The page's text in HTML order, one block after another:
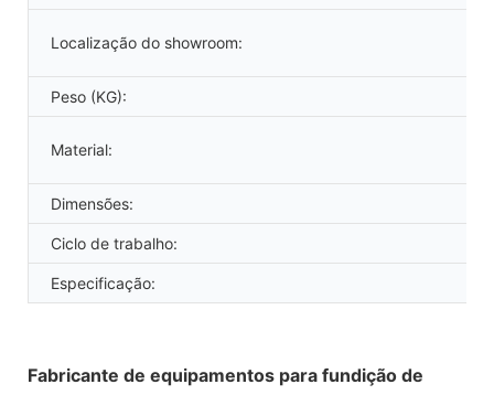
Localização do showroom:
Peso (KG):
Material:
Dimensões:
Ciclo de trabalho:
Especificação:
Fabricante de equipamentos para fundição de